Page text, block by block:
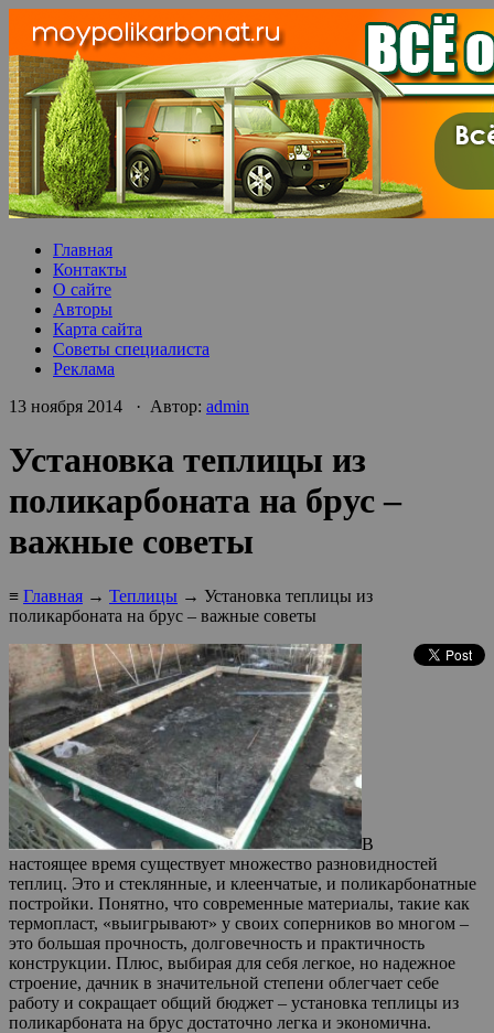
Главная
Контакты
О сайте
Авторы
Карта сайта
Советы специалиста
Реклама
13 ноября 2014 · Автор: admin
Установка теплицы из
поликарбоната на брус –
важные советы
≡ Главная → Теплицы → Установка теплицы из
поликарбоната на брус – важные советы
В
настоящее время существует множество разновидностей
теплиц. Это и стеклянные, и клеенчатые, и поликарбонатные
постройки. Понятно, что современные материалы, такие как
термопласт, «выигрывают» у своих соперников во многом –
это большая прочность, долговечность и практичность
конструкции. Плюс, выбирая для себя легкое, но надежное
строение, дачник в значительной степени облегчает себе
работу и сокращает общий бюджет – установка теплицы из
поликарбоната на брус достаточно легка и экономична.